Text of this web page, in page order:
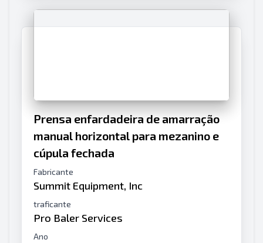
Prensa enfardadeira de amarração
manual horizontal para mezanino e
cúpula fechada
Fabricante
Summit Equipment, Inc
traficante
Pro Baler Services
Ano